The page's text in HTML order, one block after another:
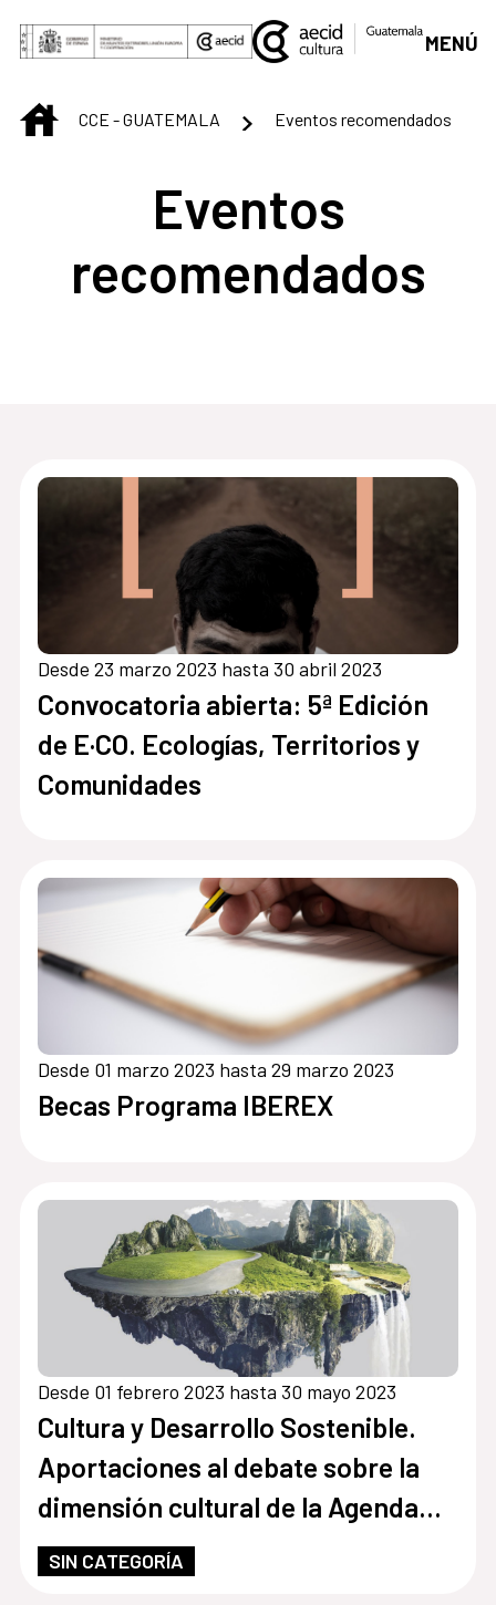
Saltar al contenido principal
MENÚ
INICIOCCE - GUATEMALA Eventos recomendados
Eventos
recomendados
Desde 23 marzo 2023 hasta 30 abril 2023
Convocatoria abierta: 5ª Edición
de E·CO. Ecologías, Territorios y
Comunidades
Desde 01 marzo 2023 hasta 29 marzo 2023
Becas Programa IBEREX
Desde 01 febrero 2023 hasta 30 mayo 2023
Cultura y Desarrollo Sostenible.
Aportaciones al debate sobre la
dimensión cultural de la Agenda
2030.
SIN CATEGORÍA